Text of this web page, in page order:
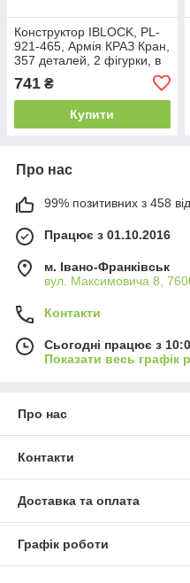
Конструктор IBLOCK, PL-
921-465, Армія КРАЗ Кран,
357 деталей, 2 фігурки, в
741 ₴
Купити
Про нас
99% позитивних з 458
Працює з 01.10.2016
м. Івано-Франківськ
вул. Максимовича 8,
Контакти
Сьогодні працює з
Показати весь графік
Про нас
Контакти
Доставка та оплата
Графік роботи